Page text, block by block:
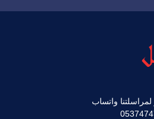
لمراسلتنا واتساب